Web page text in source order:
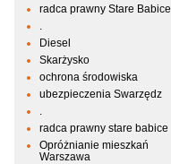
radca prawny Stare Babice
.
Diesel
Skarżysko
ochrona środowiska
ubezpieczenia Swarzędz
.
radca prawny stare babice
Opróżnianie mieszkań
Warszawa